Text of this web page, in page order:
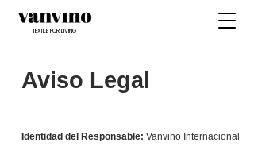
TEXTILE FOR LIVING
Aviso Legal
Identidad del Responsable: Vanvino Internacional